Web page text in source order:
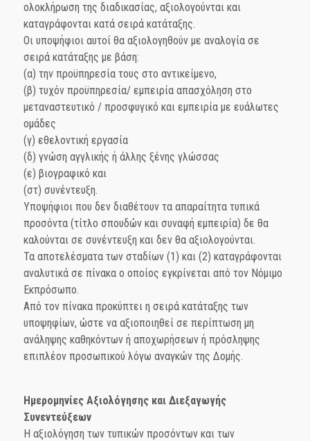
ολοκλήρωση της διαδικασίας, αξιολογούνται και
καταγράφονται κατά σειρά κατάταξης.
Οι υποψήφιοι αυτοί θα αξιολογηθούν με αναλογία σε
σειρά κατάταξης με βάση:
(α) την προϋπηρεσία τους στο αντικείμενο,
(β) τυχόν προϋπηρεσία/ εμπειρία απασχόληση στο
μεταναστευτικό / προσφυγικό και εμπειρία με ευάλωτες
ομάδες
(γ) εθελοντική εργασία
(δ) γνώση αγγλικής ή άλλης ξένης γλώσσας
(ε) βιογραφικό και
(στ) συνέντευξη.
Υποψήφιοι που δεν διαθέτουν τα απαραίτητα τυπικά
προσόντα (τίτλο σπουδών και συναφή εμπειρία) δε θα
καλούνται σε συνέντευξη και δεν θα αξιολογούνται.
Τα αποτελέσματα των σταδίων (1) και (2) καταγράφονται
αναλυτικά σε πίνακα ο οποίος εγκρίνεται από τον Νόμιμο
Εκπρόσωπο.
Από τον πίνακα προκύπτει η σειρά κατάταξης των
υποψηφίων, ώστε να αξιοποιηθεί σε περίπτωση μη
ανάληψης καθηκόντων ή αποχωρήσεων ή πρόσληψης
επιπλέον προσωπικού λόγω αναγκών της Δομής.
Ημερομηνίες Αξιολόγησης και Διεξαγωγής
Συνεντεύξεων
Η αξιολόγηση των τυπικών προσόντων και των